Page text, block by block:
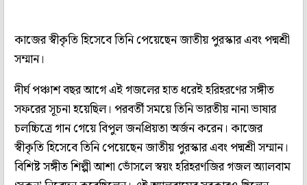
কাজের স্বীকৃতি হিসেবে তিনি পেয়েছেন জাতীয় পুরস্কার এবং পদ্মশ্রী
সম্মান।
দীর্ঘ পঞ্চাশ বছর আগে এই গজলের হাত ধরেই হরিহরণের সঙ্গীত
সফরের সূচনা হয়েছিল। পরবর্তী সময়ে তিনি ভারতীয় নানা ভাষার
চলচ্চিত্রে গান গেয়ে বিপুল জনপ্রিয়তা অর্জন করেন। কাজের
স্বীকৃতি হিসেবে তিনি পেয়েছেন জাতীয় পুরস্কার এবং পদ্মশ্রী সম্মান।
বিশিষ্ট সঙ্গীত শিল্পী আশা ভোঁসলে স্বয়ং হরিহরণজির গজল অ্যালবাম